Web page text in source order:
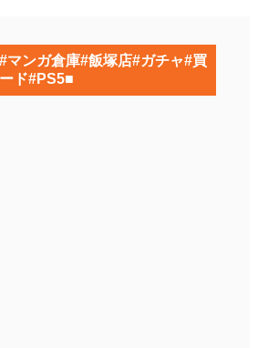
ンガ倉庫#飯塚店#ガチャ#買
ド#PS5■